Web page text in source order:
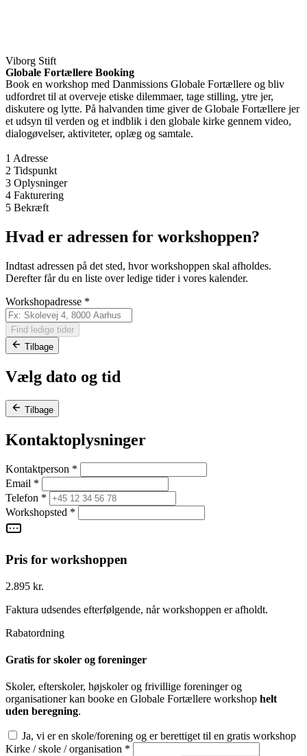
Viborg Stift
Globale Fortællere Booking
Book en workshop med Danmissions Globale Fortællere og bliv
udfordret til at overveje etiske dilemmaer, tage stilling, ytre jer,
diskutere og lytte. På halvanden time giver de Globale Fortællere jer
et udsyn til verden og et indblik i den globale kirke gennem video,
dialogøvelser, aktiviteter, oplæg og samtale.
1 Adresse
2 Tidspunkt
3 Oplysninger
4 Fakturering
5 Bekræft
Hvad er adressen for workshoppen?
Indtast adressen på det sted, hvor workshoppen skal afholdes.
Derefter får du en liste over ledige tider i vores kalender.
Workshopadresse *
Find ledige tider
Tilbage
Vælg dato og tid
Tilbage
Kontaktoplysninger
Kontaktperson *
Email *
Telefon *
Workshopsted *
Pris for workshoppen
2.895 kr.
Faktura udsendes efterfølgende, når workshoppen er afholdt.
Rabatordning
Gratis for skoler og foreninger
Skoler, efterskoler, højskoler og frivillige foreninger og
organisationer kan booke en Globale Fortællere workshop helt
uden beregning.
Ja, vi er en skole/forening og er berettiget til en gratis workshop
Kirke / skole / organisation *